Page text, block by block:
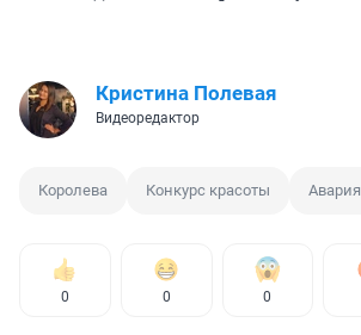
Кристина Полевая
Видеоредактор
Королева Конкурс красоты Авария
0 0 0